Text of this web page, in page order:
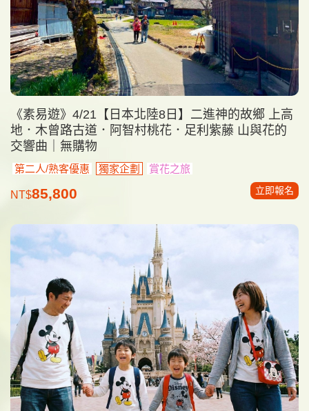
《素易遊》4/21【日本北陸8日】二進神的故鄉 上高
地．木曾路古道．阿智村桃花．足利紫藤 山與花的
交響曲｜無購物
第二人/熟客優惠 獨家企劃 賞花之旅
NT$85,800 立即報名